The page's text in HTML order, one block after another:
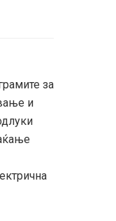
за
и